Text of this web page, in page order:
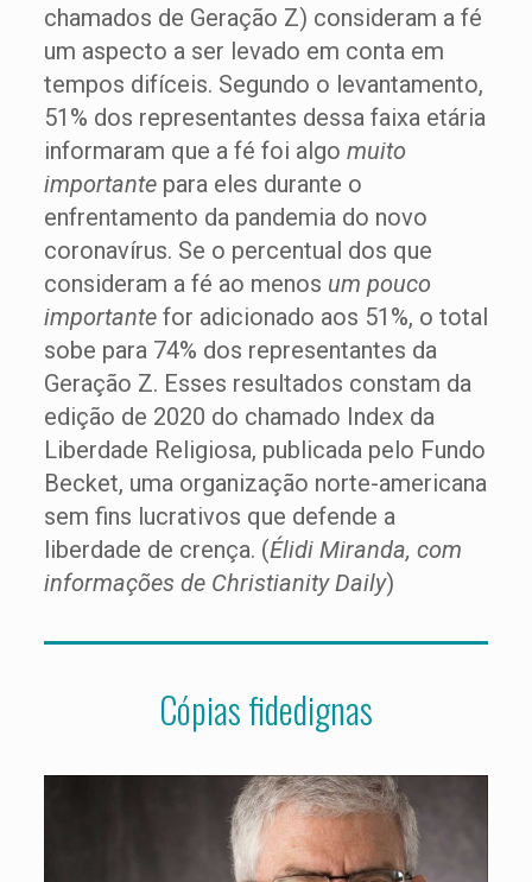
chamados de Geração Z) consideram a fé
um aspecto a ser levado em conta em
tempos difíceis. Segundo o levantamento,
51% dos representantes dessa faixa etária
informaram que a fé foi algo muito
importantepara eles durante o
enfrentamento da pandemia do novo
coronavírus. Se o percentual dos que
consideram a fé ao menos um pouco
importante for adicionado aos 51%, o total
sobe para 74% dos representantes da
Geração Z. Esses resultados constam da
edição de 2020 do chamado Index da
Liberdade Religiosa, publicada pelo Fundo
Becket, uma organização norte-americana
sem fins lucrativos que defende a
liberdade de crença. (Élidi Miranda, com
informações de Christianity Daily)
Cópias fidedignas